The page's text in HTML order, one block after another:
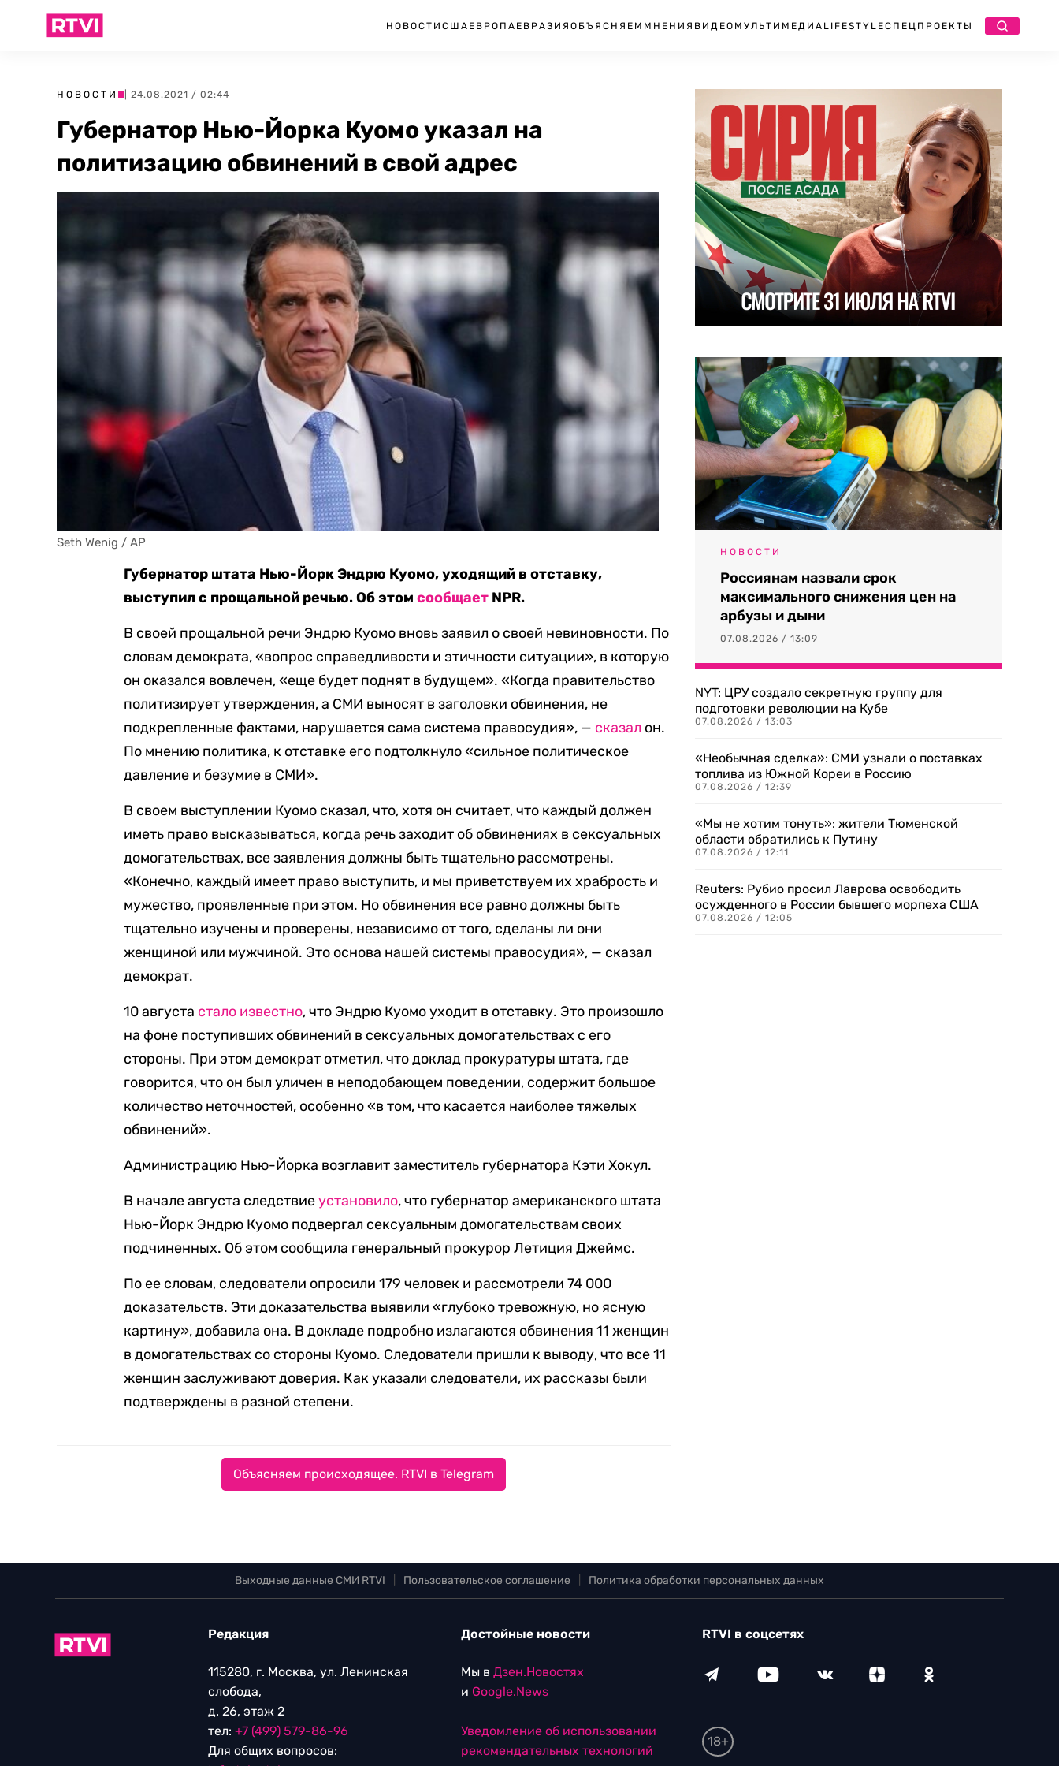
НОВОСТИ США ЕВРОПА ЕВРАЗИЯ ОБЪЯСНЯЕМ МНЕНИЯ ВИДЕО МУЛЬТИМЕДИА LIFESTYLEСПЕЦПРОЕКТЫ
НОВОСТИ | 24.08.2021 / 02:44
Губернатор Нью-Йорка Куомо указал на
политизацию обвинений в свой адрес
Seth Wenig / AP
Губернатор штата Нью-Йорк Эндрю Куомо, уходящий в отставку,
выступил с прощальной речью. Об этомсообщает NPR.
В своей прощальной речи Эндрю Куомо вновь заявил о своей невиновности. По
словам демократа, «вопрос справедливости и этичности ситуации», в которую
он оказался вовлечен, «еще будет поднят в будущем». «Когда правительство
политизирует утверждения, а СМИ выносят в заголовки обвинения, не
подкрепленные фактами, нарушается сама система правосудия», — сказал он.
По мнению политика, к отставке его подтолкнуло «сильное политическое
давление и безумие в СМИ».
В своем выступлении Куомо сказал, что, хотя он считает, что каждый должен
иметь право высказываться, когда речь заходит об обвинениях в сексуальных
домогательствах, все заявления должны быть тщательно рассмотрены.
«Конечно, каждый имеет право выступить, и мы приветствуем их храбрость и
мужество, проявленные при этом. Но обвинения все равно должны быть
тщательно изучены и проверены, независимо от того, сделаны ли они
женщиной или мужчиной. Это основа нашей системы правосудия», — сказал
демократ.
10 августа стало известно, что Эндрю Куомо уходит в отставку. Это произошло
на фоне поступивших обвинений в сексуальных домогательствах с его
стороны. При этом демократ отметил, что доклад прокуратуры штата, где
говорится, что он был уличен в неподобающем поведении, содержит большое
количество неточностей, особенно «в том, что касается наиболее тяжелых
обвинений».
Администрацию Нью-Йорка возглавит заместитель губернатора Кэти Хокул.
В начале августа следствиеустановило, что губернатор американского штата
Нью-Йорк Эндрю Куомо подвергал сексуальным домогательствам своих
подчиненных. Об этом сообщила генеральный прокурор Летиция Джеймс.
По ее словам, следователи опросили 179 человек и рассмотрели 74 000
доказательств. Эти доказательства выявили «глубоко тревожную, но ясную
картину», добавила она. В докладе подробно излагаются обвинения 11 женщин
в домогательствах со стороны Куомо. Следователи пришли к выводу, что все 11
женщин заслуживают доверия. Как указали следователи, их рассказы были
подтверждены в разной степени.
Объясняем происходящее. RTVI в Telegram
НОВОСТИ
Россиянам назвали срок
максимального снижения цен на
арбузы и дыни
07.08.2026 / 13:09
NYT: ЦРУ создало секретную группу для
подготовки революции на Кубе
07.08.2026 / 13:03
«Необычная сделка»: СМИ узнали о поставках
топлива из Южной Кореи в Россию
07.08.2026 / 12:39
«Мы не хотим тонуть»: жители Тюменской
области обратились к Путину
07.08.2026 / 12:11
Reuters: Рубио просил Лаврова освободить
осужденного в России бывшего морпеха США
07.08.2026 / 12:05
Выходные данные СМИ RTVI Пользовательское соглашение Политика обработки персональных данных
Редакция
115280, г. Москва, ул. Ленинская
слобода,
д. 26, этаж 2
тел: +7 (499) 579-86-96
Для общих вопросов:
Достойные новости
Мы в Дзен.Новостях
и Google.News
Уведомление об использовании
рекомендательных технологий
RTVI в соцсетях
18+